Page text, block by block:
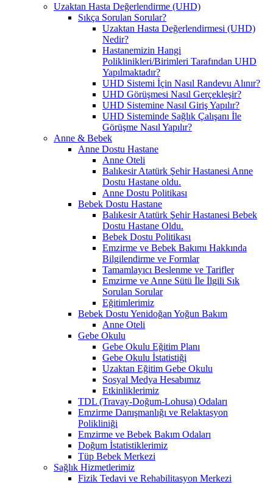
Uzaktan Hasta Değerlendirme (UHD)
Sıkça Sorulan Sorular?
Uzaktan Hasta Değerlendirmesi (UHD)
Nedir?
Hastanemizin Hangi
Poliklinikleri/Birimleri Tarafından UHD
Yapılmaktadır?
UHD Sistemi İçin Nasıl Randevu Alınır?
UHD Görüşmesi Nasıl Gerçekleşir?
UHD Sistemine Nasıl Giriş Yapılır?
UHD Sisteminde Sağlık Çalışanı İle
Görüşme Nasıl Yapılır?
Anne & Bebek
Anne Dostu Hastane
Anne Oteli
Balıkesir Atatürk Şehir Hastanesi Anne
Dostu Hastane oldu.
Anne Dostu Politikası
Bebek Dostu Hastane
Balıkesir Atatürk Şehir Hastanesi Bebek
Dostu Hastane Oldu.
Bebek Dostu Politikası
Emzirme ve Bebek Bakımı Hakkında
Bilgilendirme ve Formlar
Tamamlayıcı Beslenme ve Tarifler
Emzirme ve Anne Sütü İle İlgili Sık
Sorulan Sorular
Eğitimlerimiz
Bebek Dostu Yenidoğan Yoğun Bakım
Anne Oteli
Gebe Okulu
Gebe Okulu Eğitim Planı
Gebe Okulu İstatistiği
Uzaktan Eğitim Gebe Okulu
Sosyal Medya Hesabımız
Etkinliklerimiz
TDL (Travay-Doğum-Lohusa) Odaları
Emzirme Danışmanlığı ve Relaktasyon
Polikliniği
Emzirme ve Bebek Bakım Odaları
Doğum İstatistiklerimiz
Tüp Bebek Merkezi
Sağlık Hizmetlerimiz
Fizik Tedavi ve Rehabilitasyon Merkezi